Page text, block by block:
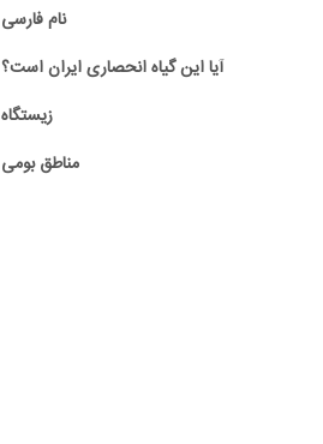
نام فارسی
آیا این گیاه انحصاری ایران است؟
زیستگاه
مناطق بومی